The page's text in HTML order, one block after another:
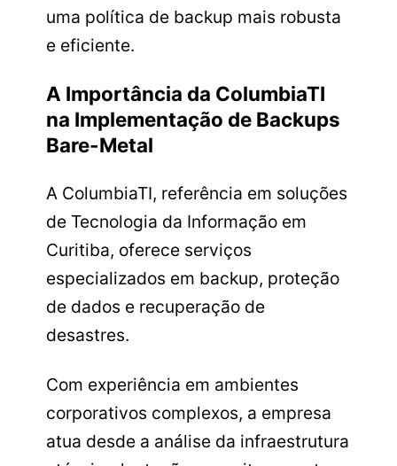
uma política de backup mais robusta
e eficiente.
A Importância da ColumbiaTI
na Implementação de Backups
Bare-Metal
A ColumbiaTI, referência em soluções
de Tecnologia da Informação em
Curitiba, oferece serviços
especializados em backup, proteção
de dados e recuperação de
desastres.
Com experiência em ambientes
corporativos complexos, a empresa
atua desde a análise da infraestrutura